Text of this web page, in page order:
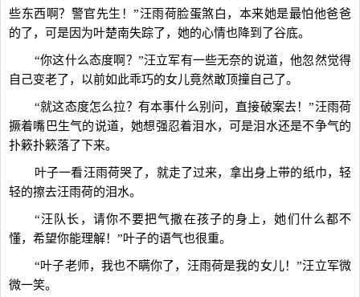
些东西啊？警官先生！”汪雨荷脸蛋煞白，本来她是最怕他爸爸
的了，可是因为叶楚南失踪了，她的心情也降到了谷底。
“你这什么态度啊？”汪立军有一些无奈的说道，他忽然觉得
自己变老了，以前如此乖巧的女儿竟然敢顶撞自己了。
“就这态度怎么拉？有本事什么别问，直接破案去！”汪雨荷
撅着嘴巴生气的说道，她想强忍着泪水，可是泪水还是不争气的
扑簌扑簌落了下来。
叶子一看汪雨荷哭了，就走了过来，拿出身上带的纸巾，轻
轻的擦去汪雨荷的泪水。
“汪队长，请你不要把气撒在孩子的身上，她们什么都不
懂，希望你能理解！”叶子的语气也很重。
“叶子老师，我也不瞒你了，汪雨荷是我的女儿！”汪立军微
微一笑。